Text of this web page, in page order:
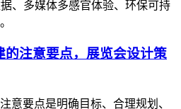
、多媒体多感官体验、环保可持
的注意要点，展览会设计策
意要点是明确目标、合理规划、